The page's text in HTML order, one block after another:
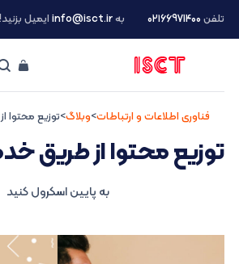
تلفن ۰۲۱66971400 بهinfo@isct.irایمیل بزنید!
فناوری اطلاعات و ارتباطات>وبلاگ>توزیع محتوا
توزیع محتوا از طریق
به پایین اسکرول کنید